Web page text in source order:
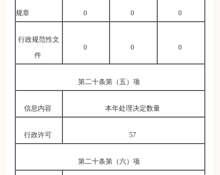
规章 0 0 0
行政规范性文
件
0 0 0
第二十条第（五）项
信息内容 本年处理决定数量
行政许可 57
第二十条第（六）项